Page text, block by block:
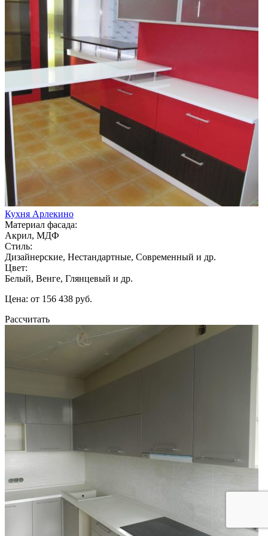
Кухня Арлекино
Материал фасада:
Акрил, МДФ
Стиль:
Дизайнерские, Нестандартные, Современный и др.
Цвет:
Белый, Венге, Глянцевый и др.
Цена: от 156 438 руб.
Рассчитать